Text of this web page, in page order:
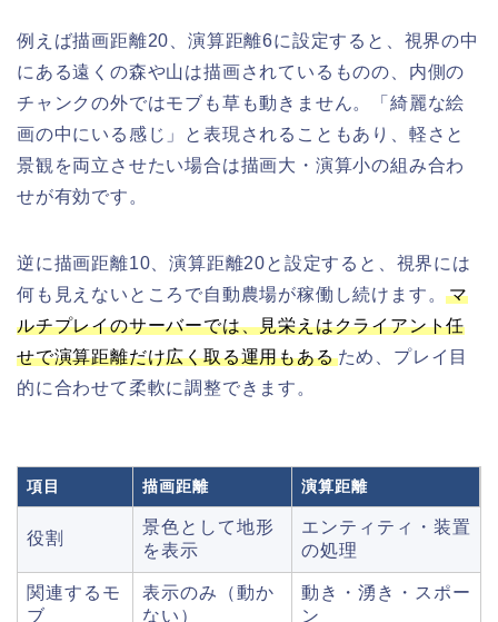
例えば描画距離20、演算距離6に設定すると、視界の中
にある遠くの森や山は描画されているものの、内側の
チャンクの外ではモブも草も動きません。「綺麗な絵
画の中にいる感じ」と表現されることもあり、軽さと
景観を両立させたい場合は描画大・演算小の組み合わ
せが有効です。
逆に描画距離10、演算距離20と設定すると、視界には
何も見えないところで自動農場が稼働し続けます。マ
ルチプレイのサーバーでは、見栄えはクライアント任
せで演算距離だけ広く取る運用もあるため、プレイ目
的に合わせて柔軟に調整できます。
項目 描画距離 演算距離
役割
景色として地形
を表示
エンティティ・装置
の処理
関連するモ
ブ
表示のみ（動か
ない）
動き・湧き・スポー
ン